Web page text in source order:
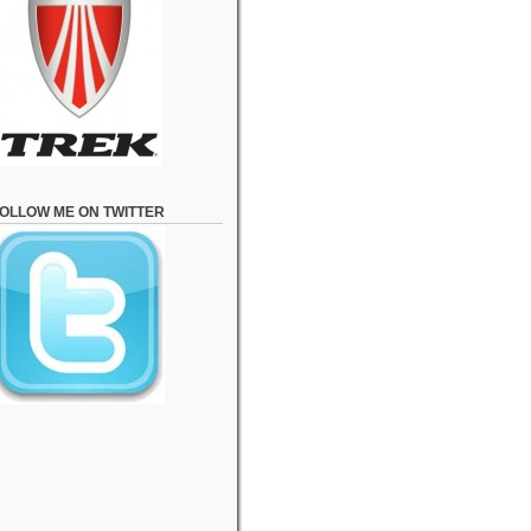
ME ON TWITTER